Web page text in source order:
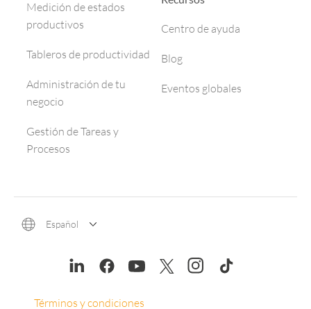
Medición de estados
productivos
Tableros de productividad
Administración de tu
negocio
Gestión de Tareas y
Procesos
Centro de ayuda
Blog
Eventos globales
Español
Términos y condiciones